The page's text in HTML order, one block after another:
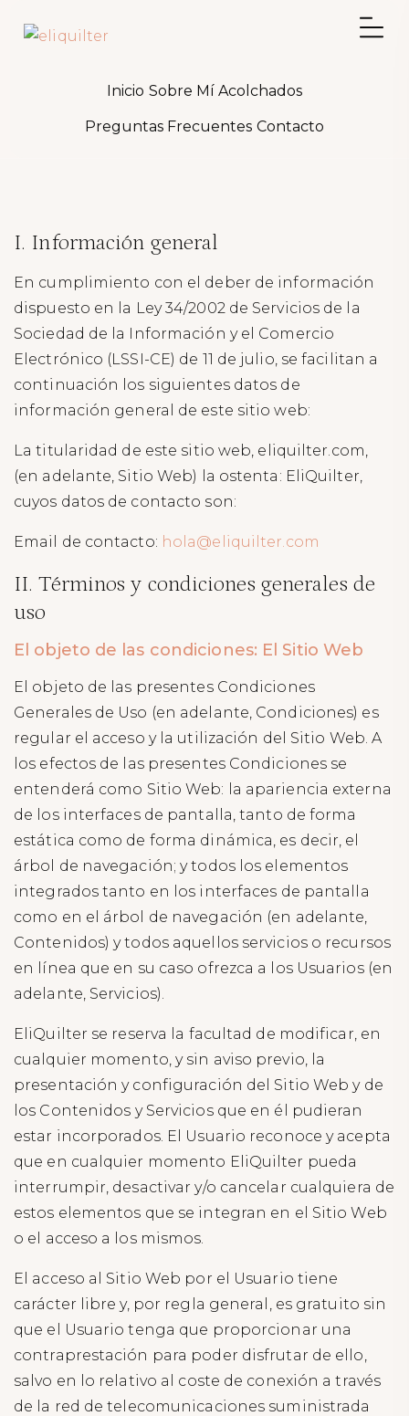
Inicio Sobre Mí Acolchados
Preguntas Frecuentes Contacto
I. Información general
En cumplimiento con el deber de información
dispuesto en la Ley 34/2002 de Servicios de la
Sociedad de la Información y el Comercio
Electrónico (LSSI-CE) de 11 de julio, se facilitan a
continuación los siguientes datos de
información general de este sitio web:
La titularidad de este sitio web, eliquilter.com,
(en adelante, Sitio Web) la ostenta: EliQuilter,
cuyos datos de contacto son:
Email de contacto: hola@eliquilter.com
II. Términos y condiciones generales de
uso
El objeto de las condiciones: El Sitio Web
El objeto de las presentes Condiciones
Generales de Uso (en adelante, Condiciones) es
regular el acceso y la utilización del Sitio Web. A
los efectos de las presentes Condiciones se
entenderá como Sitio Web: la apariencia externa
de los interfaces de pantalla, tanto de forma
estática como de forma dinámica, es decir, el
árbol de navegación; y todos los elementos
integrados tanto en los interfaces de pantalla
como en el árbol de navegación (en adelante,
Contenidos) y todos aquellos servicios o recursos
en línea que en su caso ofrezca a los Usuarios (en
adelante, Servicios).
EliQuilter se reserva la facultad de modificar, en
cualquier momento, y sin aviso previo, la
presentación y configuración del Sitio Web y de
los Contenidos y Servicios que en él pudieran
estar incorporados. El Usuario reconoce y acepta
que en cualquier momento EliQuilter pueda
interrumpir, desactivar y/o cancelar cualquiera de
estos elementos que se integran en el Sitio Web
o el acceso a los mismos.
El acceso al Sitio Web por el Usuario tiene
carácter libre y, por regla general, es gratuito sin
que el Usuario tenga que proporcionar una
contraprestación para poder disfrutar de ello,
salvo en lo relativo al coste de conexión a través
de la red de telecomunicaciones suministrada